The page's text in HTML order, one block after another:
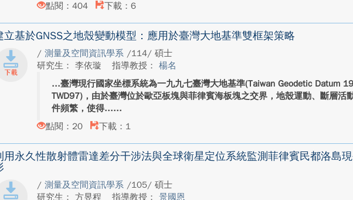
點閱：404
下載：6
立基於GNSS之地殼變動模型：應用於臺灣大地基準雙框架策略
/測量及空間資訊學系 /114/ 碩士
研究生： 李依璇
指導教授：楊名
臺灣現行國家坐標系統為一九九七臺灣大地基準(Taiwan Geodetic Datum
TWD97)，由於臺灣位於歐亞板塊與菲律賓海板塊之交界，地殼運動、斷層活
件頻繁，使得...
點閱：20
下載：1
用永久性散射體雷達差分干涉法與全球衛星定位系統監測菲律賓民都洛島
/測量及空間資訊學系 /105/ 碩士
研究生： 方昱程
指導教授：景國恩